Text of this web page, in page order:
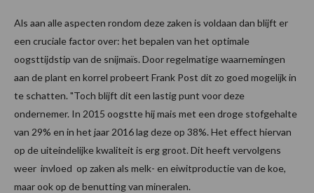
Als aan alle aspecten rondom deze zaken is voldaan dan blijft er
een cruciale factor over: het bepalen van het optimale
oogsttijdstip van de snijmaïs. Door regelmatige waarnemingen
aan de plant en korrel probeert Frank Post dit zo goed mogelijk in
te schatten. "Toch blijft dit een lastig punt voor deze
ondernemer. In 2015 oogstte hij mais met een droge stofgehalte
van 29% en in het jaar 2016 lag deze op 38%. Het effect hiervan
op de uiteindelijke kwaliteit is erg groot. Dit heeft vervolgens
weer invloed op zaken als melk- en eiwitproductie van de koe,
maar ook op de benutting van mineralen.